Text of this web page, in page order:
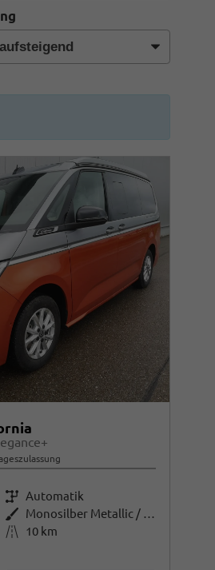
GetriebeAutomatik
Außenfarbe
Monosilber Metallic / Energeticorange Metallic
Kilometerstand 10 km